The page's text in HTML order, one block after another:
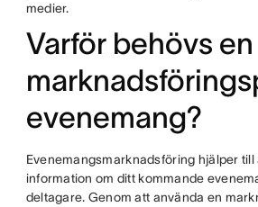
medier.
Varför behövs en
evenemang?
Evenemangsmarknadsföring hjälper till
information om ditt kommande
deltagare. Genom att använda en